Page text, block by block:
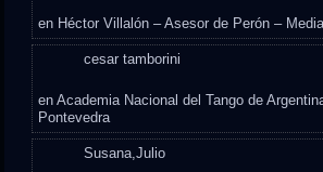
en Héctor Villalón – Asesor de Perón –
cesar tamborini
enAcademia Nacional del Tango de
Pontevedra
Susana,Julio